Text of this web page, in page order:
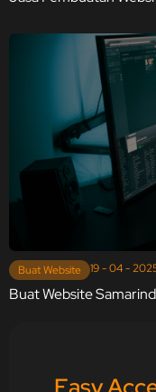
Buat Website 19 - 04 -
Buat Website